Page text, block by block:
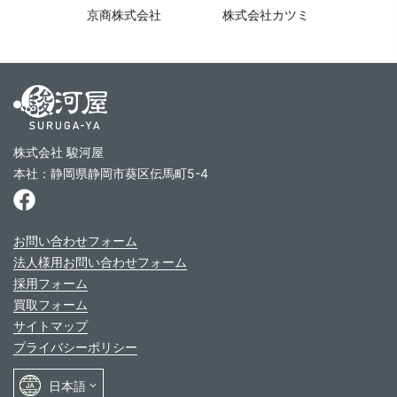
京商株式会社 株式会社カツミ
株式会社 駿河屋
本社：静岡県静岡市葵区伝馬町5-4
お問い合わせフォーム
法人様用お問い合わせフォーム
採用フォーム
買取フォーム
サイトマップ
プライバシーポリシー